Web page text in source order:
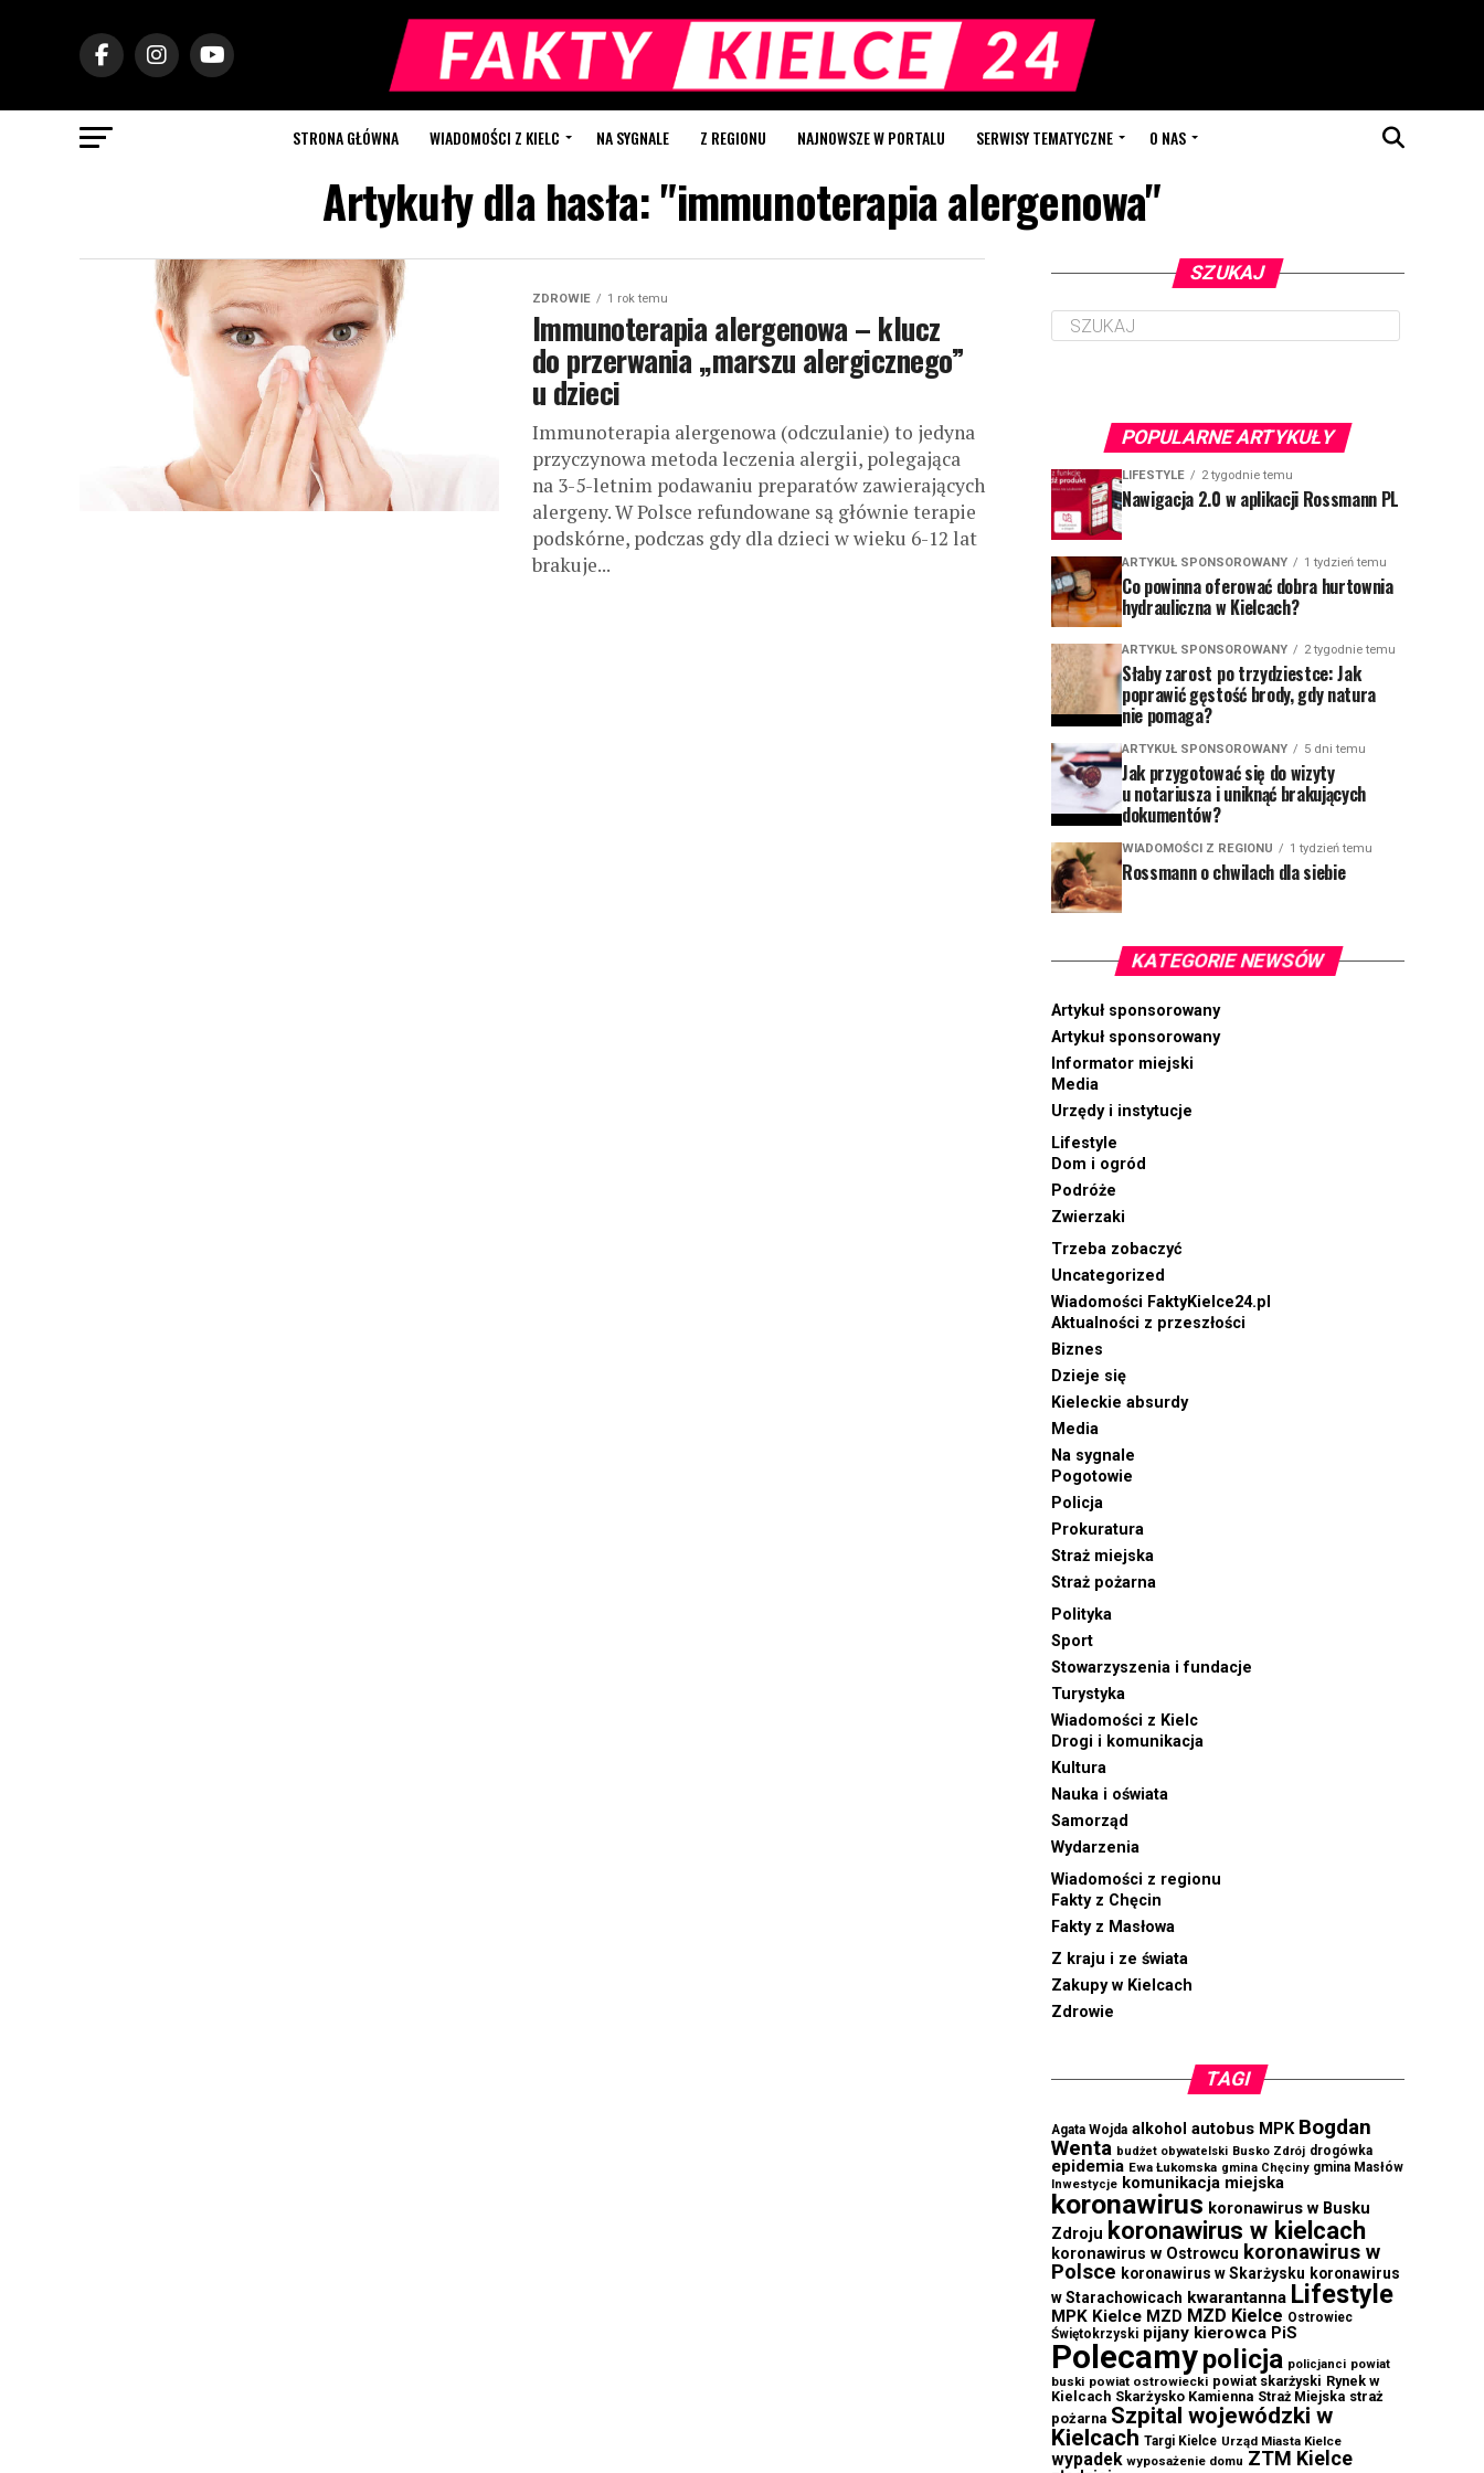
STRONA GŁÓWNA WIADOMOŚCI Z KIELC NA SYGNALE Z REGIONU NAJNOWSZE W PORTALU SERWISY TEMATYCZNE O NAS
Artykuły dla hasła: "immunoterapia alergenowa"
ZDROWIE 1 rok temu
Immunoterapia alergenowa – klucz
do przerwania „marszu alergicznego”
u dzieci
Immunoterapia alergenowa (odczulanie) to jedyna
przyczynowa metoda leczenia alergii, polegająca
na 3-5-letnim podawaniu preparatów zawierających
alergeny. W Polsce refundowane są głównie terapie
podskórne, podczas gdy dla dzieci w wieku 6-12 lat
brakuje...
SZUKAJ
POPULARNE ARTYKUŁY
LIFESTYLE 2 tygodnie temu
Nawigacja 2.0 w aplikacji Rossmann PL
ARTYKUŁ SPONSOROWANY 1 tydzień temu
Co powinna oferować dobra hurtownia
hydrauliczna w Kielcach?
ARTYKUŁ SPONSOROWANY 2 tygodnie temu
Słaby zarost po trzydziestce: Jak
poprawić gęstość brody, gdy natura
nie pomaga?
ARTYKUŁ SPONSOROWANY 5 dni temu
Jak przygotować się do wizyty
u notariusza i uniknąć brakujących
dokumentów?
WIADOMOŚCI Z REGIONU 1 tydzień temu
Rossmann o chwilach dla siebie
KATEGORIE NEWSÓW
Artykuł sponsorowany
Artykuł sponsorowany
Informator miejski
Media
Urzędy i instytucje
Lifestyle
Dom i ogród
Podróże
Zwierzaki
Trzeba zobaczyć
Uncategorized
Wiadomości FaktyKielce24.pl
Aktualności z przeszłości
Biznes
Dzieje się
Kieleckie absurdy
Media
Na sygnale
Pogotowie
Policja
Prokuratura
Straż miejska
Straż pożarna
Polityka
Sport
Stowarzyszenia i fundacje
Turystyka
Wiadomości z Kielc
Drogi i komunikacja
Kultura
Nauka i oświata
Samorząd
Wydarzenia
Wiadomości z regionu
Fakty z Chęcin
Fakty z Masłowa
Z kraju i ze świata
Zakupy w Kielcach
Zdrowie
TAGI
Agata Wojda alkohol autobus MPK Bogdan
Wenta budżet obywatelski Busko Zdrój drogówka
epidemia Ewa Łukomska gmina Chęciny gmina Masłów
Inwestycje komunikacja miejska
koronawirus koronawirus w Busku
Zdroju koronawirus w kielcach
koronawirus w Ostrowcu koronawirus w
Polsce koronawirus w Skarżysku koronawirus
w Starachowicach kwarantanna Lifestyle
MPK Kielce MZD MZD Kielce Ostrowiec
Świętokrzyski pijany kierowca PiS
Polecamypolicja policjanci powiat
buski powiat ostrowiecki powiat skarżyski Rynek w
Kielcach Skarżysko Kamienna Straż Miejska straż
pożarna Szpital wojewódzki w
Kielcach Targi Kielce Urząd Miasta Kielce
wypadek wyposażenie domu ZTM Kielce